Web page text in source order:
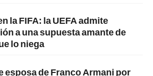
la FIFA: la UEFA admite
a una supuesta amante de
lo niega
esposa de Franco Armani por